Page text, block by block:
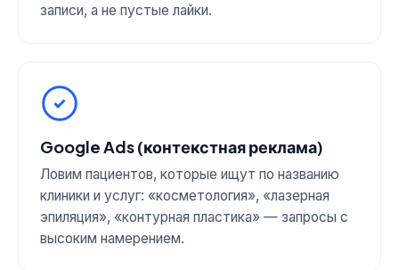
записи, а не пустые лайки.
Google Ads (контекстная реклама)
Ловим пациентов, которые ищут по названию
клиники и услуг: «косметология», «лазерная
эпиляция», «контурная пластика» — запросы с
высоким намерением.